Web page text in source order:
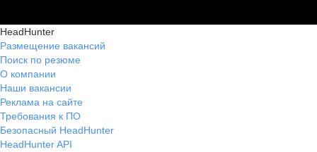
HeadHunter
Размещение вакансий
Поиск по резюме
О компании
Наши вакансии
Реклама на сайте
Требования к ПО
Безопасный HeadHunter
HeadHunter API